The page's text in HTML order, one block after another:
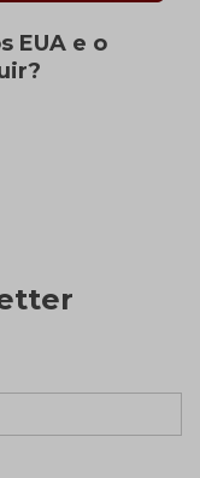
EUA e o